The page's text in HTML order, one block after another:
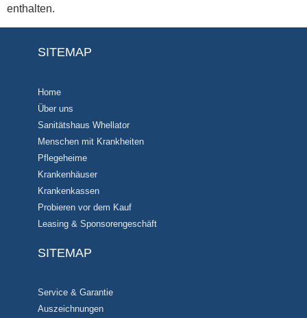
enthalten.
SITEMAP
Home
Über uns
Sanitätshaus Whellator
Menschen mit Krankheiten
Pflegeheime
Krankenhäuser
Krankenkassen
Probieren vor dem Kauf
Leasing & Sponsorengeschäft
SITEMAP
Service & Garantie
Auszeichnungen